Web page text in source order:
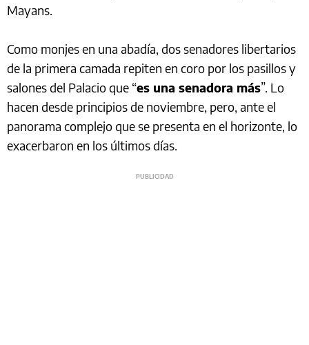
Mayans.
Como monjes en una abadía, dos senadores libertarios
de la primera camada repiten en coro por los pasillos y
salones del Palacio que “es una senadora más”. Lo
hacen desde principios de noviembre, pero, ante el
panorama complejo que se presenta en el horizonte, lo
exacerbaron en los últimos días.